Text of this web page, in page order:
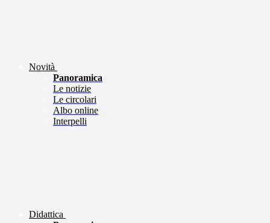
Novità
Panoramica
Le notizie
Le circolari
Albo online
Interpelli
Didattica